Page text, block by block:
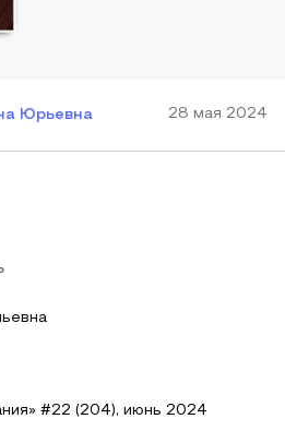
Юрьевна 28 мая 2024
#22 (204), июнь 2024